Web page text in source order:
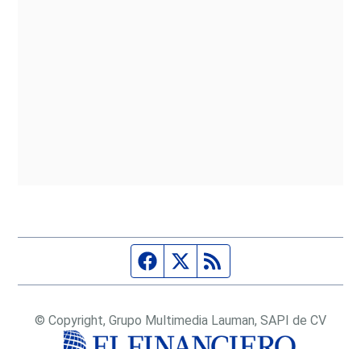
Página de Facebook
Fuente Twitter
© Copyright, Grupo Multimedia Lauman, SAPI de CV